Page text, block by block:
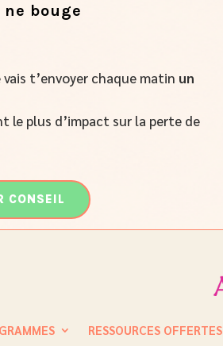
bouge
vais t’envoyer chaque matin un
le plus d’impact sur la perte de
CONSEIL
RESSOURCES OFFERTES